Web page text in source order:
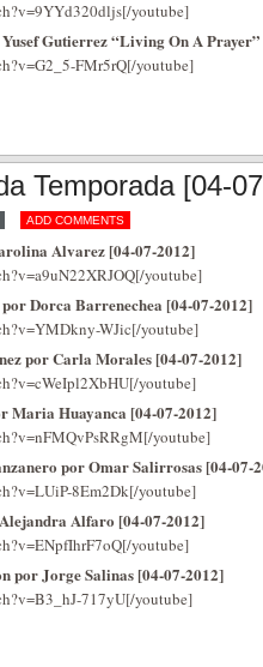
youtube]
Gutierrez “Living On A
FMr5rQ[/youtube]
Temporada [04-
ADD COMMENTS
Alvarez [04-07-2012]
youtube]
Dorca Barrenechea [04-07-2012]
WJic[/youtube]
por Carla Morales [04-07-2012]
youtube]
Maria Huayanca [04-07-2012]
youtube]
por Omar Salirrosas [04-07-
8Em2Dk[/youtube]
Alfaro [04-07-2012]
youtube]
por Jorge Salinas [04-07-2012]
717yU[/youtube]